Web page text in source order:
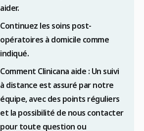
aider.
Continuez les soins post-
opératoires à domicile comme
indiqué.
Comment Clinicana aide : Un suivi
à distance est assuré par notre
équipe, avec des points réguliers
et la possibilité de nous contacter
pour toute question ou